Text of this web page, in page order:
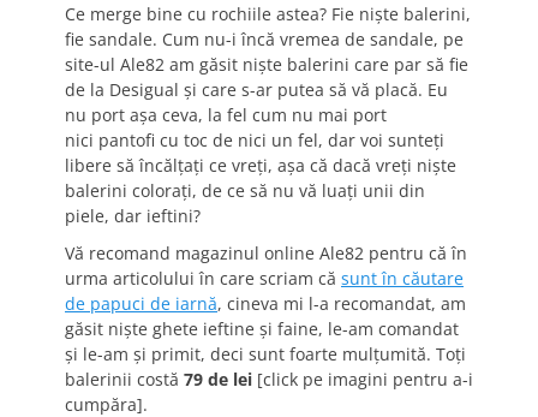
Ce merge bine cu rochiile astea? Fie nişte balerini,
fie sandale. Cum nu-i încă vremea de sandale, pe
site-ul Ale82 am găsit nişte balerini care par să fie
de la Desigual şi care s-ar putea să vă placă. Eu
nu port aşa ceva, la fel cum nu mai port
nici pantofi cu toc de nici un fel, dar voi sunteţi
libere să încălţaţi ce vreţi, aşa că dacă vreţi nişte
balerini coloraţi, de ce să nu vă luaţi unii din
piele, dar ieftini?
Vă recomand magazinul online Ale82 pentru că în
urma articolului în care scriam că sunt în căutare
de papuci de iarnă, cineva mi l-a recomandat, am
găsit nişte ghete ieftine şi faine, le-am comandat
şi le-am şi primit, deci sunt foarte mulţumită. Toţi
balerinii costă 79 de lei [click pe imagini pentru a-i
cumpăra].